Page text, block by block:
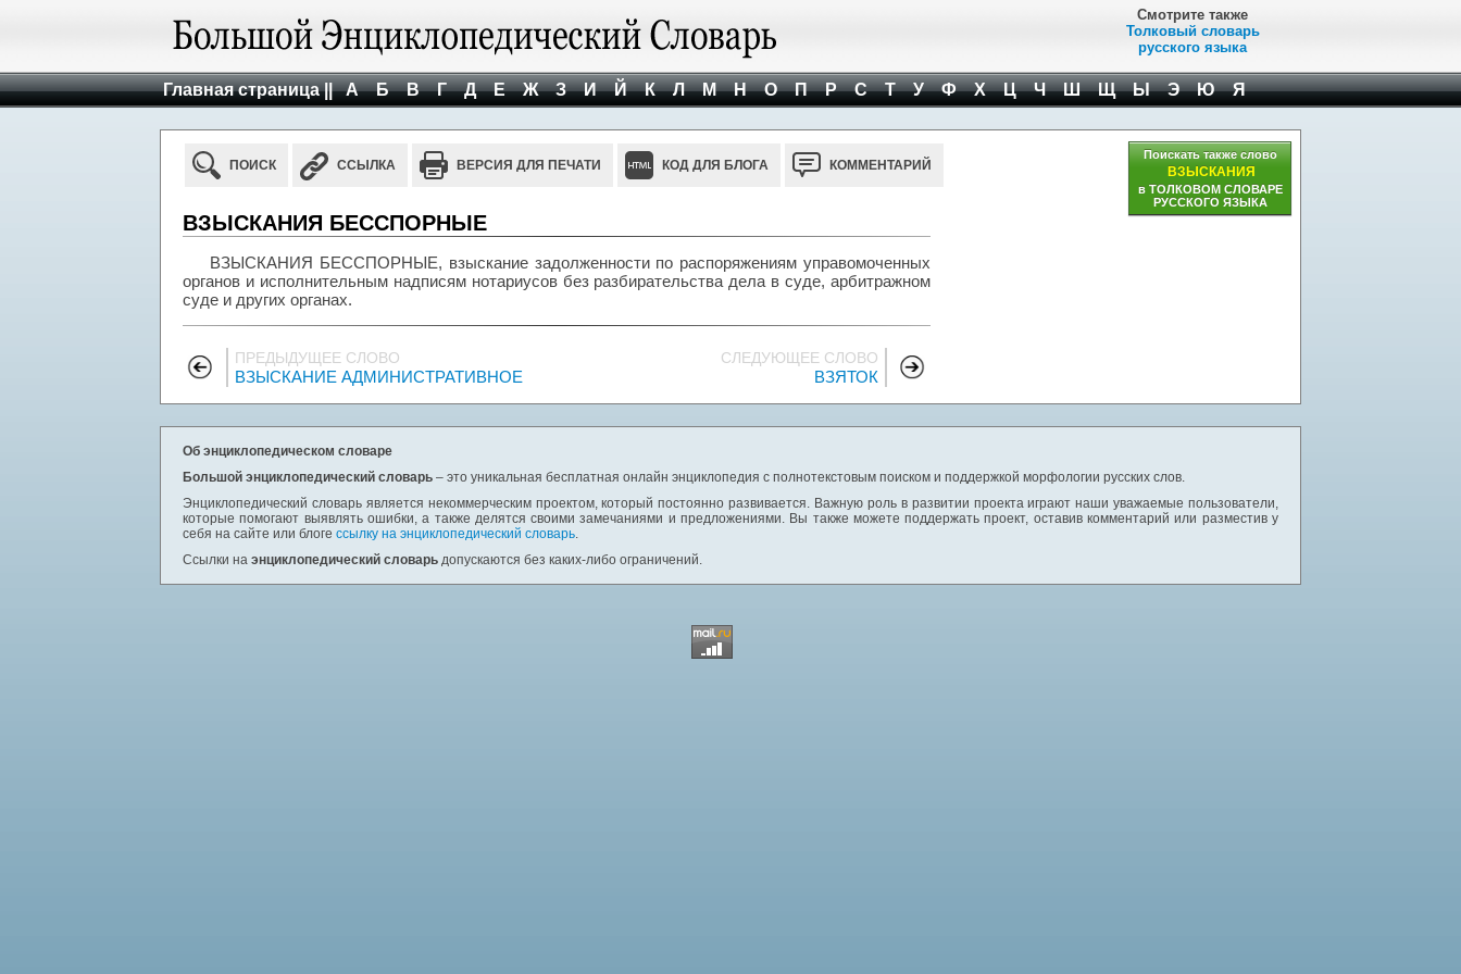
Смотрите также
Толковый словарь
русского языка
Главная страница || А Б В Г Д Е Ж З И Й К Л М Н О П Р С Т У Ф Х Ц Ч Ш Щ Ы Э Ю Я
ПОИСК ССЫЛКА ВЕРСИЯ ДЛЯ ПЕЧАТИ КОД ДЛЯ БЛОГА КОММЕНТАРИЙ
ВЗЫСКАНИЯ БЕССПОРНЫЕ
ВЗЫСКАНИЯ БЕССПОРНЫЕ, взыскание задолженности по распоряжениям управомоченных
органов и исполнительным надписям нотариусов без разбирательства дела в суде, арбитражном
суде и других органах.
ПРЕДЫДУЩЕЕ СЛОВО
ВЗЫСКАНИЕ АДМИНИСТРАТИВНОЕ
СЛЕДУЮЩЕЕ СЛОВО
ВЗЯТОК
Поискать также слово
ВЗЫСКАНИЯ
в ТОЛКОВОМ СЛОВАРЕ
РУССКОГО ЯЗЫКА
Об энциклопедическом словаре
Большой энциклопедический словарь – это уникальная бесплатная онлайн энциклопедия с полнотекстовым поиском и поддержкой морфологии русских слов.
Энциклопедический словарь является некоммерческим проектом, который постоянно развивается. Важную роль в развитии проекта играют наши уважаемые пользователи,
которые помогают выявлять ошибки, а также делятся своими замечаниями и предложениями. Вы также можете поддержать проект, оставив комментарий или разместив у
себя на сайте или блоге ссылку на энциклопедический словарь.
Ссылки на энциклопедический словарь допускаются без каких-либо ограничений.